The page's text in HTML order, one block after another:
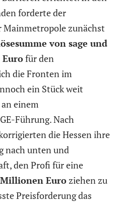
forderte der
Mainmetropole zunächst
von sage und
für den
die Fronten im
ein Stück weit
einem
Führung. Nach
die Hessen ihre
nach unten und
den Profi für eine
Euro ziehen zu
Preisforderung das